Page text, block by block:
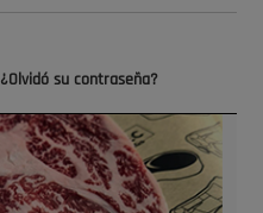
¿Olvidó su contraseña?